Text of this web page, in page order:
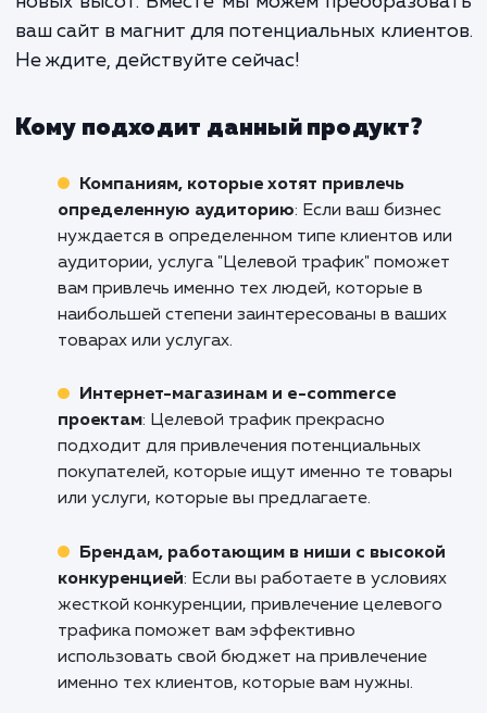
этого мы анализируем
конкретный бизнес и
стратегии, которые будут
Не упускайте возможность привлечь
трафик на ваш сайт в Туле. Свяжитесь с
может помочь вашему бизнесу
новых высот. Вместе мы можем
ваш сайт в магнит для потенциальных
Не ждите, действуйте сейчас!
Кому подходит данный продукт?
Компаниям, которые хотят привлечь
определенную аудиторию: Если ваш
нуждается в определенном типе клиентов